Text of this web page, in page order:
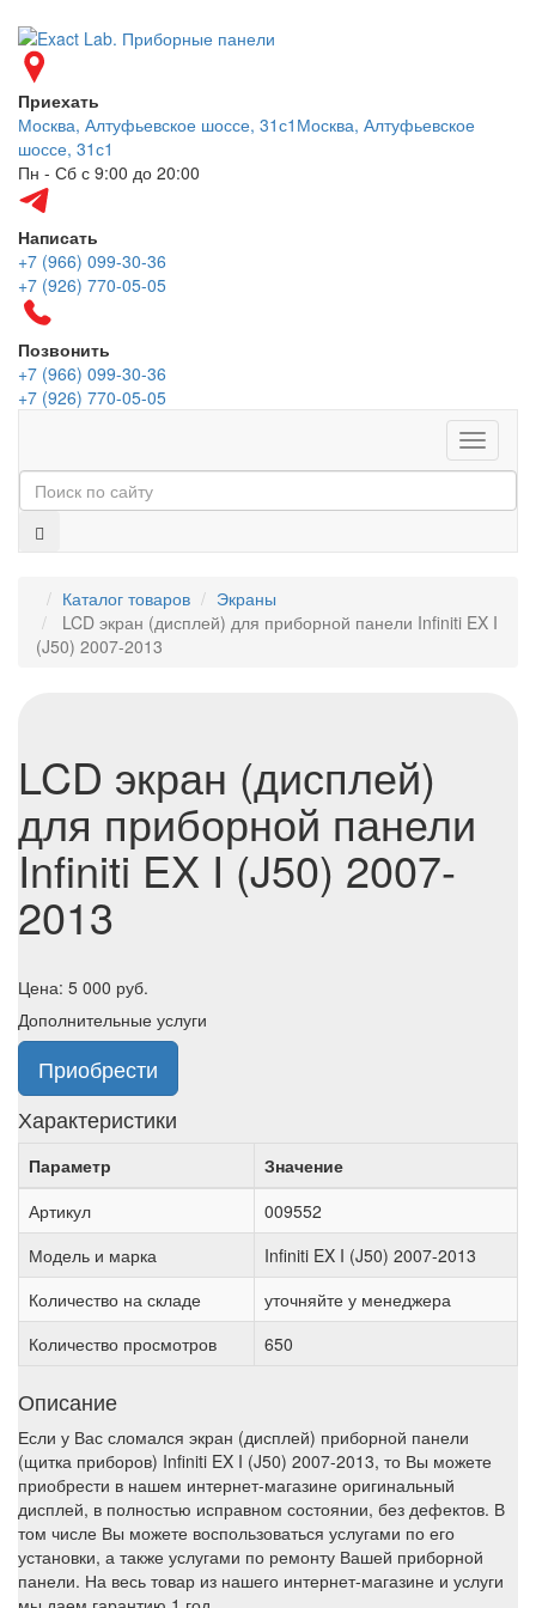
Приехать
Москва, Алтуфьевское шоссе, 31с1 Москва, Алтуфьевское
шоссе, 31с1
Пн - Сб с 9:00 до 20:00
Написать
+7 (966) 099-30-36
+7 (926) 770-05-05
Позвонить
+7 (966) 099-30-36
+7 (926) 770-05-05
Меню
Каталог товаров
Экраны
LCD экран (дисплей) для приборной панели Infiniti EX I
(J50) 2007-2013
LCD экран (дисплей)
для приборной панели
Infiniti EX I (J50) 2007-
2013
Цена: 5 000 руб.
Дополнительные услуги
Приобрести
Характеристики
Параметр
Значение
Артикул
009552
Модель и марка
Infiniti EX I (J50) 2007-2013
Количество на складе
уточняйте у менеджера
Количество просмотров
650
Описание
Если у Вас сломался экран (дисплей) приборной панели
(щитка приборов) Infiniti EX I (J50) 2007-2013, то Вы можете
приобрести в нашем интернет-магазине оригинальный
дисплей, в полностью исправном состоянии, без дефектов. В
том числе Вы можете воспользоваться услугами по его
установки, а также услугами по ремонту Вашей приборной
панели. На весь товар из нашего интернет-магазине и услуги